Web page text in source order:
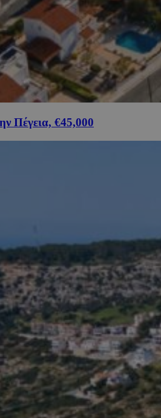
Πέγεια, €45,000